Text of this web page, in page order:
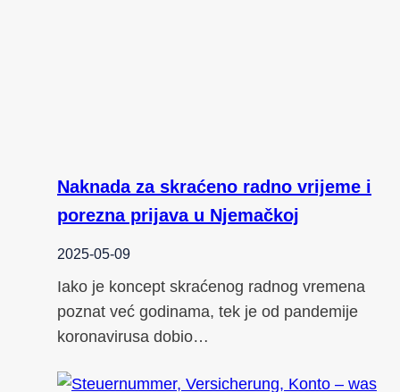
Naknada za skraćeno radno vrijeme i
porezna prijava u Njemačkoj
2025-05-09
Iako je koncept skraćenog radnog vremena
poznat već godinama, tek je od pandemije
koronavirusa dobio…